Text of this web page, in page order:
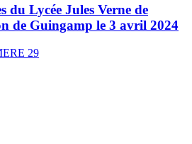
du Lycée Jules Verne de
de Guingamp le 3 avril 2024
29